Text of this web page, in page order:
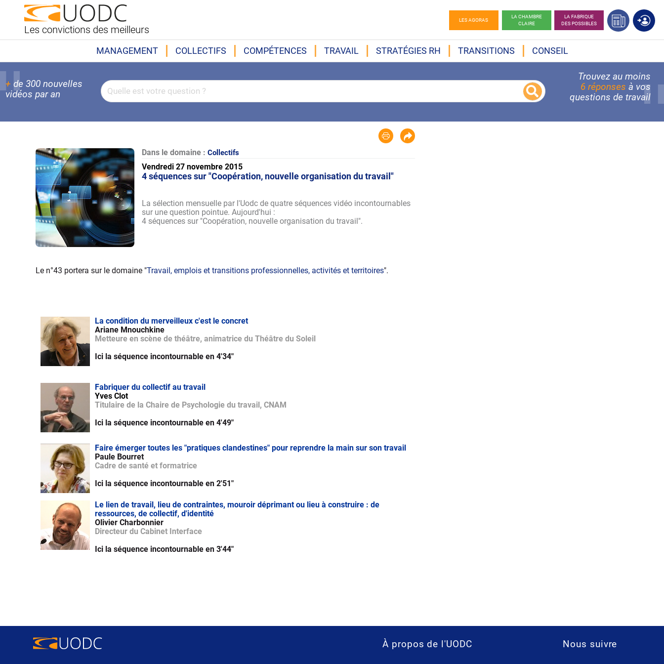
Les convictions des meilleurs
LES AGORAS
LA CHAMBRE
CLAIRE
LA FABRIQUE
DES POSSIBLES
MANAGEMENT COLLECTIFS COMPÉTENCES TRAVAIL STRATÉGIES RH TRANSITIONS CONSEIL
+ de 300 nouvelles
vidéos par an
Trouvez au moins
6 réponses à vos
questions de travail
Dans le domaine : Collectifs
Vendredi 27 novembre 2015
4 séquences sur "Coopération, nouvelle organisation du travail"
La sélection mensuelle par l'Uodc de quatre séquences vidéo incontournables
sur une question pointue. Aujourd'hui :
4 séquences sur "Coopération, nouvelle organisation du travail".
Le n°43 portera sur le domaine "Travail, emplois et transitions professionnelles, activités et territoires".
La condition du merveilleux c'est le concret
Ariane Mnouchkine
Metteure en scène de théâtre, animatrice du Théâtre du Soleil
Ici la séquence incontournable en 4'34"
Fabriquer du collectif au travail
Yves Clot
Titulaire de la Chaire de Psychologie du travail, CNAM
Ici la séquence incontournable en 4'49"
Faire émerger toutes les "pratiques clandestines" pour reprendre la main sur son travail
Paule Bourret
Cadre de santé et formatrice
Ici la séquence incontournable en 2'51"
Le lien de travail, lieu de contraintes, mouroir déprimant ou lieu à construire : de
ressources, de collectif, d'identité
Olivier Charbonnier
Directeur du Cabinet Interface
Ici la séquence incontournable en 3'44"
À propos de l'UODC Nous suivre